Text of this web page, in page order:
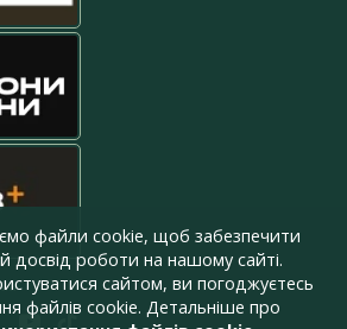
файли cookie, щоб забезпечити
досвід роботи на нашому сайті.
сайтом, ви погоджуєтесь
файлів cookie. Детальніше про